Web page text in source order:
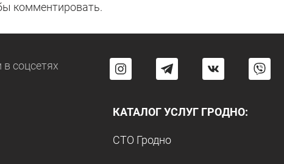
комментировать.
в соцсетях
КАТАЛОГ УСЛУГ ГРОДНО:
СТО Гродно